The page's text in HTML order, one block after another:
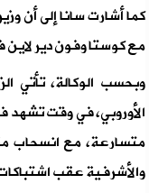
كما أشارت سانا إلى أن
مع كوستا وفون دير
وبحسب الوكالة، تأتي
الأوروبي، في وقت تشهد
متسارعة، مع انسحاب
والأشرفية عقب